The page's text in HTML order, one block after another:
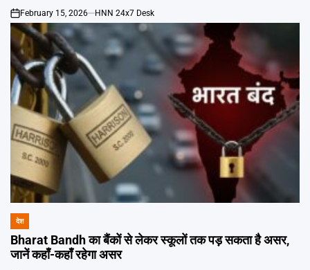
on
February 15, 2026 HNN 24x7 Desk
POSTED
IN
देश
Bharat Bandh का बैंकों से लेकर स्कूलों तक पड़ सकता है असर,
जानें कहाँ-कहाँ रहेगा असर